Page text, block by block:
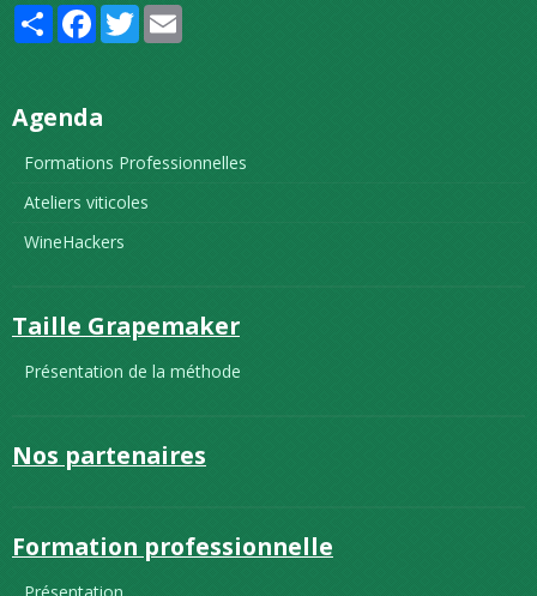
PartagerFacebook
Twitter
Agenda
Formations Professionnelles
Ateliers viticoles
WineHackers
Taille Grapemaker
Présentation de la méthode
Nos partenaires
Formation professionnelle